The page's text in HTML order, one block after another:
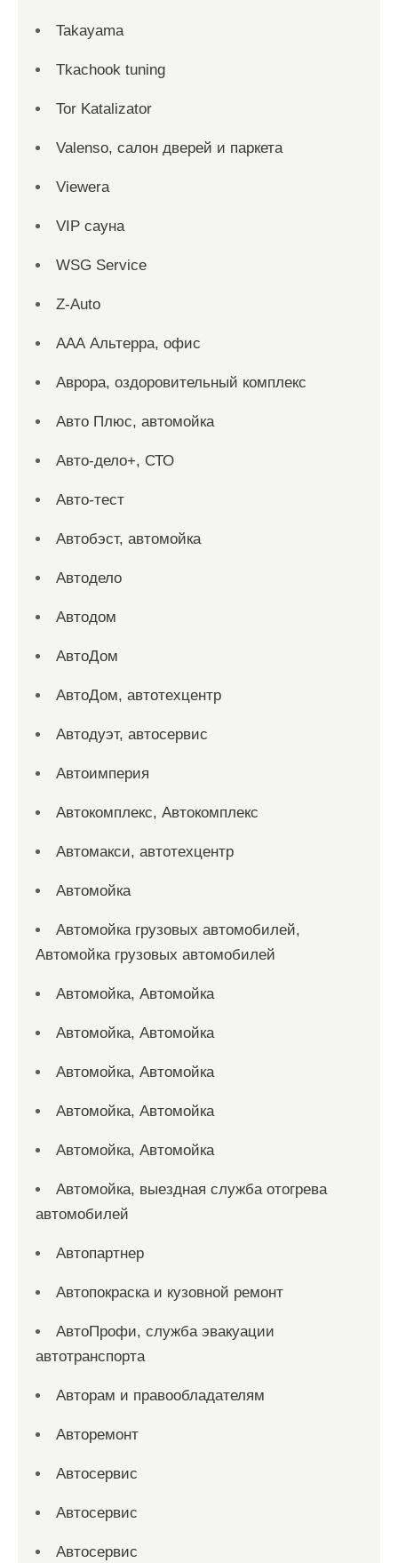
Takayama
Tkachook tuning
Tor Katalizator
Valenso, салон дверей и паркета
Viewera
VIP сауна
WSG Service
Z-Auto
ААА Альтерра, офис
Аврора, оздоровительный комплекс
Авто Плюс, автомойка
Авто-дело+, СТО
Авто-тест
Автобэст, автомойка
Автодело
Автодом
АвтоДом
АвтоДом, автотехцентр
Автодуэт, автосервис
Автоимперия
Автокомплекс, Автокомплекс
Автомакси, автотехцентр
Автомойка
Автомойка грузовых автомобилей,
Автомойка грузовых автомобилей
Автомойка, Автомойка
Автомойка, Автомойка
Автомойка, Автомойка
Автомойка, Автомойка
Автомойка, Автомойка
Автомойка, выездная служба отогрева
автомобилей
Автопартнер
Автопокраска и кузовной ремонт
АвтоПрофи, служба эвакуации
автотранспорта
Авторам и правообладателям
Авторемонт
Автосервис
Автосервис
Автосервис